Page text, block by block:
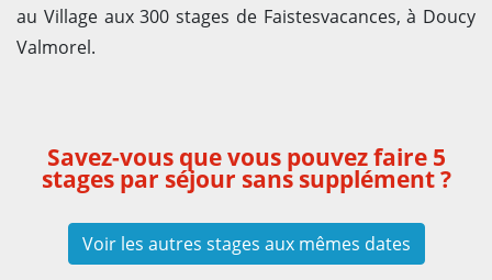
au Village aux 300 stages de Faistesvacances, à Doucy
Valmorel.
Savez-vous que vous pouvez faire 5
stages par séjour sans supplément ?
Voir les autres stages aux mêmes dates